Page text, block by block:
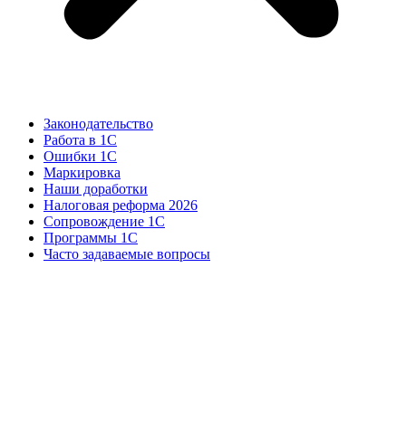
Законодательство
Работа в 1С
Ошибки 1С
Маркировка
Наши доработки
Налоговая реформа 2026
Сопровождение 1С
Программы 1С
Часто задаваемые вопросы